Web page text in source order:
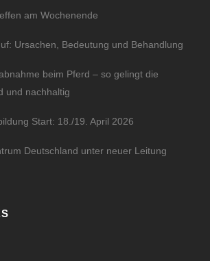
am Wochenende
Ursachen, Bedeutung und Behandlung
beim Pferd – so gelingt die
und nachhaltig
Start: 18./19. April 2026
Deutschland unter neuer Leitung